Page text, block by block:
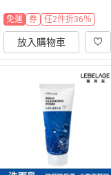
免運 券 任2件折36％
放入購物車